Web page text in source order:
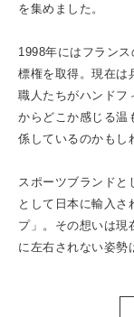
を集めました。
1998年にはフラン
標権を取得。現在は
職人たちがハンドフ
からどこか感じる温
係しているのかもし
スポーツブランドと
として日本に輸入さ
プ」。その想いは現
に左右されない姿勢